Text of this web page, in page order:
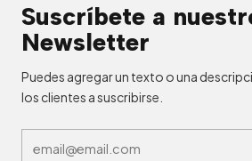
Suscríbete a
Newsletter
Puedes agregar un texto o una
los clientes a suscribirse.